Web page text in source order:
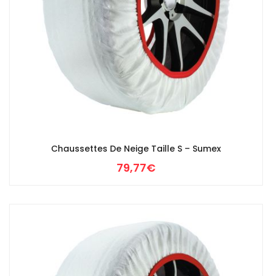
Chaussettes De Neige Taille S – Sumex
79,77€